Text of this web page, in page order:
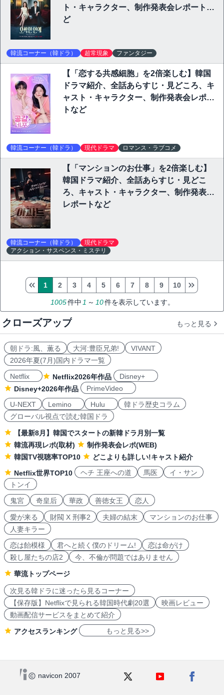
ト・キャラクター、制作発表会レポートな
ど
韓流コーナー（韓ドラ） 超常現象 ファンタジー
【「恋する共感細胞」を2倍楽しむ】韓国
ドラマ紹介、全話あらすじ・見どころ、キ
ャスト・キャラクター、制作発表会レポー
トなど
韓流コーナー（韓ドラ） 現代ドラマ ロマンス・ラブコメ
【「マンションのお仕事」を2倍楽しむ】
韓国ドラマ紹介、全話あらすじ・見どこ
ろ、キャスト・キャラクター、制作発表会
レポートなど
韓流コーナー（韓ドラ）
現代ドラマ
アクション・サスペンス・ミステリ
1005件中 1 ～ 10件を表示しています。
1 2 3 4 5 6 7 8 9 10
クローズアップ もっと見る
朝ドラ:風、薫る 大河:豊臣兄弟!
VIVANT
2026年夏(7月)国内ドラマ一覧
Netflix
Netflix2026年作品
Disney+
Disney+2026年作品
PrimeVideo
U-NEXT
Lemino Hulu
韓ドラ歴史コラム
グローバル視点で読む韓国ドラ
【最新8月】韓国でスタートの新韓ドラ月別一覧
韓流再現レポ(取材)
制作発表会レポ(WEB)
韓国TV視聴率TOP10
どこよりも詳しい!キャスト紹介
Netflix世界TOP10
ヘチ 王座への道 馬医
イ・サン
トンイ
鬼宮
奇皇后 華政 善徳女王 恋人
愛が来る 財閥 X 刑事2 夫婦の結末
マンションのお仕事
人妻キラー
恋は飴模様
君へと続く僕のドリーム!
恋は命がけ
殺し屋たちの店2
今、不倫が問題ではありません
華流トップページ
次見る韓ドラに迷ったら見るコーナー
【保存版】Netflixで見られる韓国時代劇20選
映画レビュー
動画配信サービスをまとめて紹介
アクセスランキング もっと見る>>
navicon 2007